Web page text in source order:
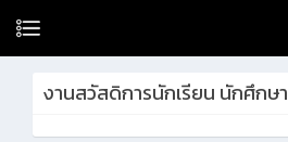
งานสวัสดิการนักเรียน นักศึกษา